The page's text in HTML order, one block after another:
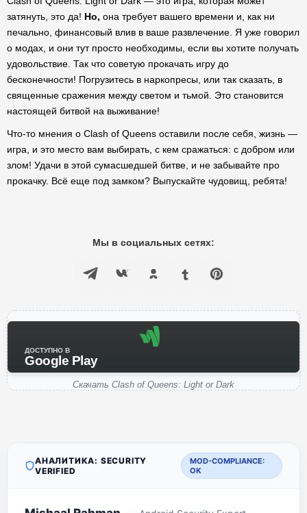
затянуть, это да! Но, она требует вашего времени и, как ни
печально, финансовый влив в ваше развлечение. Я уже говорил
о модах, и они тут просто необходимы, если вы хотите получать
удовольствие. Так что советую прокачать игру до
бесконечности! Погрузитесь в наркопресы, или так сказать, в
священные сражения между светом и тьмой. Это становится
настоящей битвой на выживание!
Что-то мнения о Clash of Queens оставили после себя, жизнь —
игра, и это место вам выбирать, с кем сражаться: с добром или
злом! Удачи в этой сумасшедшей битве, и не забывайте про
прокачку. Всё еще под замком? Выпускайте чудовищ, ребята!
Мы в социальных сетях:
ДОСТУПНО В
Google Play
Скачать Clash of Queens: Light or Dark
АНАЛИТИКА: SECURITY
VERIFIED
MOD-COMPLIANCE:
OK